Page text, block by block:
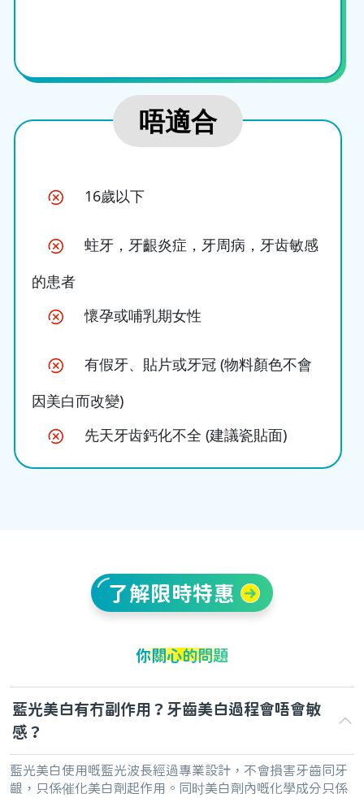
唔適合
16歲以下
蛀牙，牙齦炎症，牙周病，牙齿敏感
的患者
懷孕或哺乳期女性
有假牙、貼片或牙冠 (物料顏色不會
因美白而改變)
先天牙齿鈣化不全 (建議瓷貼面)
了解限時特惠
你關心的問題
藍光美白有冇副作用？牙齒美白過程會唔會敏
感？
藍光美白使用嘅藍光波長經過專業設計，不會損害牙齒同牙
齦，只係催化美白劑起作用。同时美白劑內嘅化學成分只係